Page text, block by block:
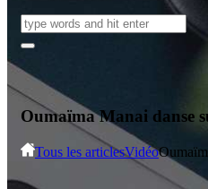
Oumaïma Manai danse
Tous les articlesVidéo